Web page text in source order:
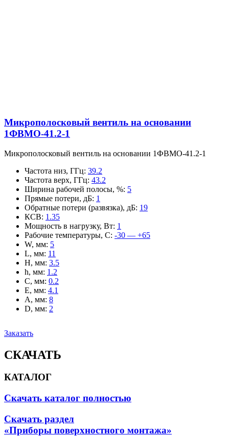
Микрополосковый вентиль на основании
1ФВМO-41.2-1
Микрополосковый вентиль на основании 1ФВМO-41.2-1
Частота низ, ГГц: 39.2
Частота верх, ГГц: 43.2
Ширина рабочей полосы, %: 5
Прямые потери, дБ: 1
Обратные потери (развязка), дБ: 19
КСВ: 1.35
Мощность в нагрузку, Вт: 1
Рабочие температуры, С: -30 — +65
W, мм: 5
L, мм: 11
H, мм: 3.5
h, мм: 1.2
C, мм: 0.2
E, мм: 4.1
A, мм: 8
D, мм: 2
Заказать
СКАЧАТЬ
КАТАЛОГ
Скачать каталог полностью
Скачать раздел
«Приборы поверхностного монтажа»